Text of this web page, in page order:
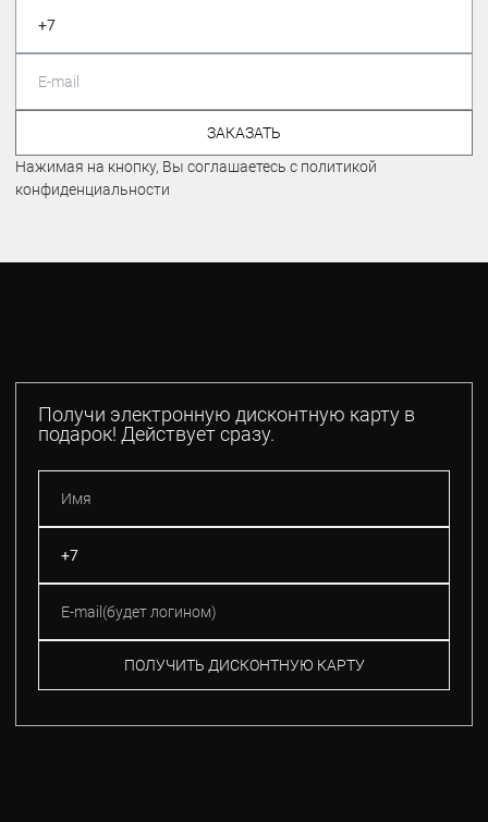
ЗАКАЗАТЬ
Нажимая на кнопку, Вы соглашаетесь с политикой
конфиденциальности
Получи электронную дисконтную карту в
подарок! Действует сразу.
ПОЛУЧИТЬ ДИСКОНТНУЮ КАРТУ